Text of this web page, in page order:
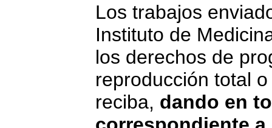
Los trabajos
Instituto de
los derechos de
reproducción total
reciba, dando en